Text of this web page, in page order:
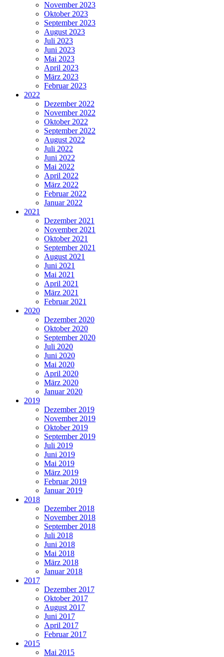
November 2023
Oktober 2023
September 2023
August 2023
Juli 2023
Juni 2023
Mai 2023
April 2023
März 2023
Februar 2023
2022
Dezember 2022
November 2022
Oktober 2022
September 2022
August 2022
Juli 2022
Juni 2022
Mai 2022
April 2022
März 2022
Februar 2022
Januar 2022
2021
Dezember 2021
November 2021
Oktober 2021
September 2021
August 2021
Juni 2021
Mai 2021
April 2021
März 2021
Februar 2021
2020
Dezember 2020
Oktober 2020
September 2020
Juli 2020
Juni 2020
Mai 2020
April 2020
März 2020
Januar 2020
2019
Dezember 2019
November 2019
Oktober 2019
September 2019
Juli 2019
Juni 2019
Mai 2019
März 2019
Februar 2019
Januar 2019
2018
Dezember 2018
November 2018
September 2018
Juli 2018
Juni 2018
Mai 2018
März 2018
Januar 2018
2017
Dezember 2017
Oktober 2017
August 2017
Juni 2017
April 2017
Februar 2017
2015
Mai 2015